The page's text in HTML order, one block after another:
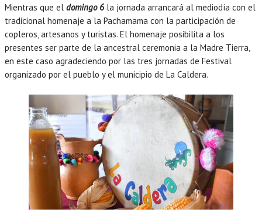
Mientras que el domingo 6 la jornada arrancará al mediodía con el
tradicional homenaje a la Pachamama con la participación de
copleros, artesanos y turistas. El homenaje posibilita a los
presentes ser parte de la ancestral ceremonia a la Madre Tierra,
en este caso agradeciendo por las tres jornadas de Festival
organizado por el pueblo y el municipio de La Caldera.